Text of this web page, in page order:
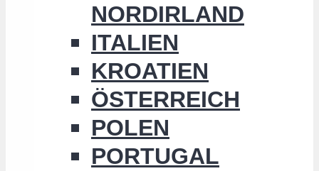
NORDIRLAND
ITALIEN
KROATIEN
ÖSTERREICH
POLEN
PORTUGAL